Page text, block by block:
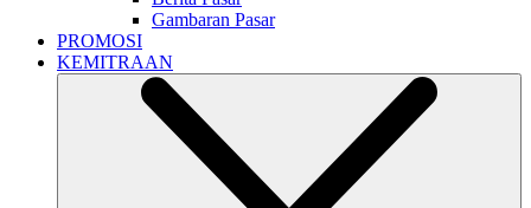
Gambaran Pasar
PROMOSI
KEMITRAAN